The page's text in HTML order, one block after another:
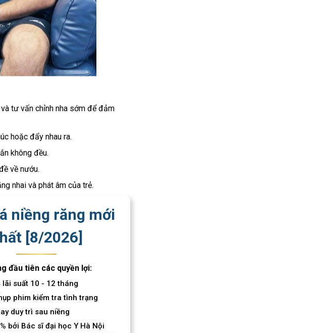
tư vấn chỉnh nha sớm để đảm
hoặc đẩy nhau ra.
không đều.
về nướu.
nhai và phát âm của trẻ.
niềng răng mới
[8/2026]
đầu tiên các quyền lợi:
lãi suất 10 - 12 tháng
phim kiểm tra tình trạng
duy trì sau niềng
bởi Bác sĩ đại học Y Hà Nội